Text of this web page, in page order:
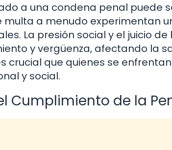
a una condena penal puede
a menudo experimentan
La presión social y el juicio
y vergüenza, afectando la
crucial que quienes se
y social.
Cumplimiento de la